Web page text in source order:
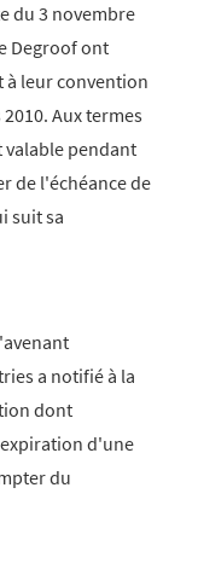
du 3 novembre
Degroof ont
à leur convention
Aux termes
valable pendant
de l'échéance de
suit sa
a notifié à la
dont
d'une
du